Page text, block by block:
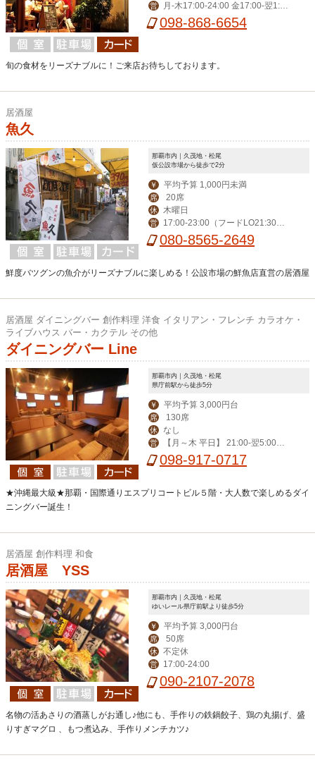
曜日
営
月-木17:00-24:00 金17:00-翌1:00
土15:00-翌1:00
098-868-6654
旬の食材をリーズナブルに！ご来店お待ちしております。
居酒屋
魚久
那覇市内｜久茂地・松尾
仮公設市場から徒歩で2分
￥ 平均予算 1,000円未満
席 20席
休 木曜日
営
17:00-23:00（フードLO21:30・
ドリンク22：30）金・土17:00-24:00
080-8565-2649
鮮度バツグンの魚介がリーズナブルに楽しめる！公設市場の鮮魚店直営の居酒屋
居酒屋 ダイニングバー 創作料理 洋食 イタリアン・フレンチ カラオケ・
ライブハウス バー・カクテル その他
ダイニングバー Line
那覇市内｜久茂地・松尾
県庁前駅から徒歩5分
￥ 平均予算 3,000円台
席 130席
休 なし
営
【月～木 平日】 21:00-翌5:00
【その他】19:00-翌6:00
098-917-0717
★沖縄最大級★那覇・国際通りエスプリコートビル５階・大人数で楽しめるダイ
ニングバー誕生！
居酒屋 創作料理 和食
居酒屋 YSS
那覇市内｜久茂地・松尾
ゆいレール県庁前駅より徒歩5分
￥ 平均予算 3,000円台
席 50席
休 不定休
営 17:00-24:00
090-2107-2078
名物の活あさりの酒蒸しがお通し♪他にも、手作りの鉄鍋餃子、鶏の丸揚げ、盛
りすぎマグロ 、もつ煮込み、手作りメンチカツ♪